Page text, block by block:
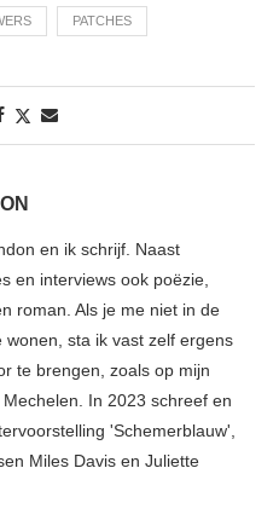
PATCHES
en ik schrijf. Naast
en interviews ook poëzie,
roman. Als je me niet in de
sta ik vast zelf ergens
te brengen, zoals op mijn
In 2023 schreef en
'Schemerblauw',
Miles Davis en Juliette